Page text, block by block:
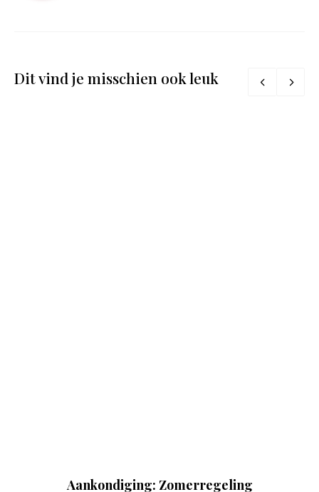
Dit vind je misschien ook leuk
Aankondiging: Zomerregeling